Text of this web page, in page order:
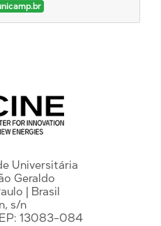
Universitária
Geraldo
| Brasil
s/n
13083-084